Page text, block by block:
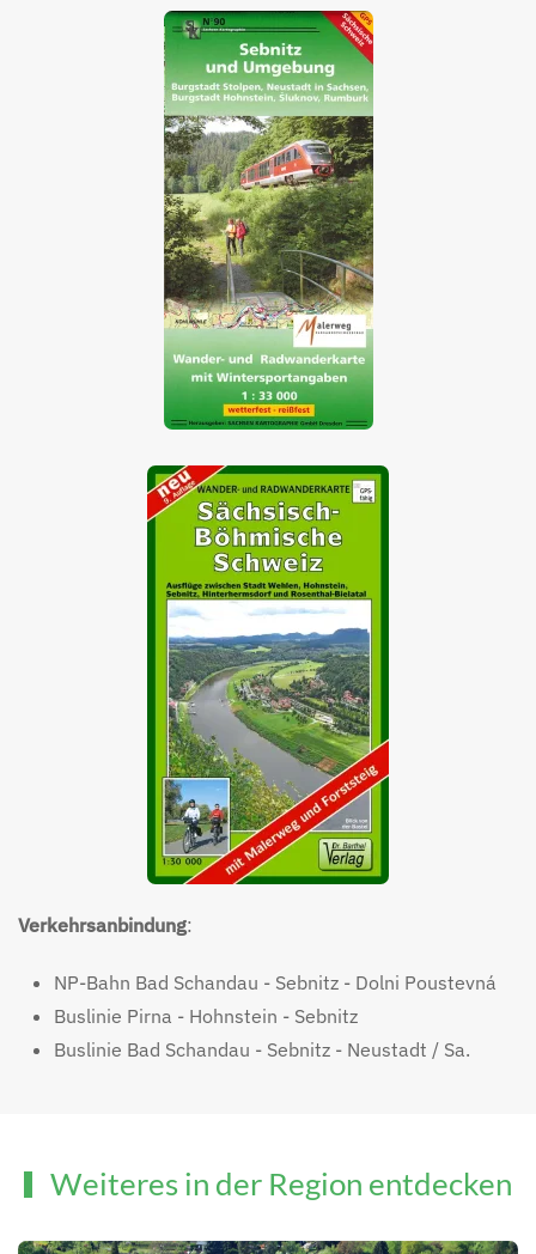
Verkehrsanbindung:
NP-Bahn Bad Schandau - Sebnitz - Dolni Poustevná
Buslinie Pirna - Hohnstein - Sebnitz
Buslinie Bad Schandau - Sebnitz - Neustadt / Sa.
Weiteres in der Region entdecken